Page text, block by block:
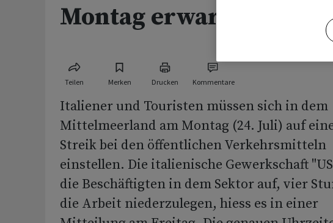
Montag erwartet
Teilen Merken Drucken Kommentare
Italiener und Touristen müssen sich in dem
Mittelmeerland am Montag (24. Juli) auf
Streik bei den öffentlichen Verkehrsmitteln
einstellen. Die italienische Gewerkschaft
die Beschäftigten in dem Sektor auf, vier
die Arbeit niederzulegen, hiess es in einer